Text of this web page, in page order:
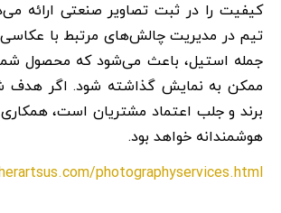
کیفیت را در ثبت تصاویر صنعتی ارائه
تیم در مدیریت چالش‌های مرتبط با عکاسی
جمله استیل، باعث می‌شود که محصول
ممکن به نمایش گذاشته شود. اگر هدف
برند و جلب اعتماد مشتریان است،
هوشمندانه خواهد بود.
photographyservices.html